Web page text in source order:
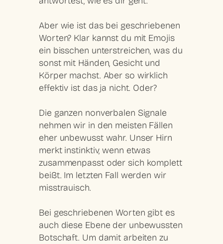
Aber wie ist das bei geschriebenen
Worten? Klar kannst du mit Emojis
ein bisschen unterstreichen, was du
sonst mit Händen, Gesicht und
Körper machst. Aber so wirklich
effektiv ist das ja nicht. Oder?
Die ganzen nonverbalen Signale
nehmen wir in den meisten Fällen
eher unbewusst wahr. Unser Hirn
merkt instinktiv, wenn etwas
zusammenpasst oder sich komplett
beißt. Im letzten Fall werden wir
misstrauisch.
Bei geschriebenen Worten gibt es
auch diese Ebene der unbewussten
Botschaft. Um damit arbeiten zu